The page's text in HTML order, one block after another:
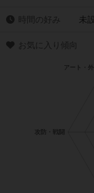
時間の好み 未
お気に入り傾向